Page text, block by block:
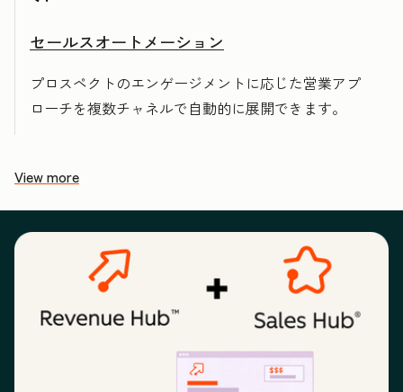
セールスオートメーション
プロスペクトのエンゲージメントに応じた営業アプ
ローチを複数チャネルで自動的に展開できます。
View more